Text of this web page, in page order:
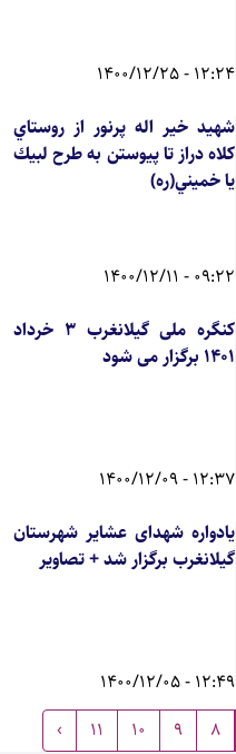
12:24 - 1400/12/25
شهيد خير اله پرنور از روستاي
كلاه دراز تا پيوستن به طرح لبيك
يا خميني(ره)
09:22 - 1400/12/11
کنگره ملی گیلانغرب 3 خرداد
1401 برگزار می شود
12:37 - 1400/12/09
یادواره شهدای عشایر شهرستان
گیلانغرب برگزار شد + تصاویر
12:49 - 1400/12/05
8
9
10
11
›